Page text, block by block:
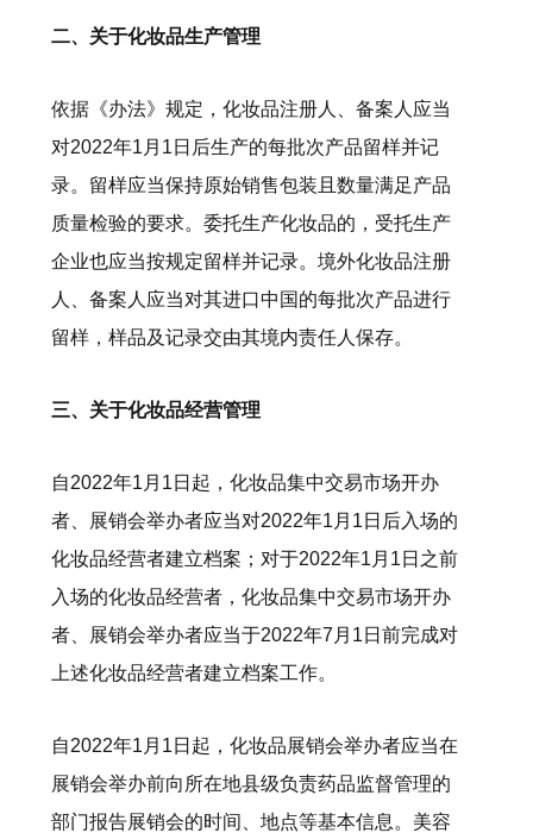
二、关于化妆品生产管理
依据《办法》规定，化妆品注册人、备案人应当
对2022年1月1日后生产的每批次产品留样并记
录。留样应当保持原始销售包装且数量满足产品
质量检验的要求。委托生产化妆品的，受托生产
企业也应当按规定留样并记录。境外化妆品注册
人、备案人应当对其进口中国的每批次产品进行
留样，样品及记录交由其境内责任人保存。
三、关于化妆品经营管理
自2022年1月1日起，化妆品集中交易市场开办
者、展销会举办者应当对2022年1月1日后入场的
化妆品经营者建立档案；对于2022年1月1日之前
入场的化妆品经营者，化妆品集中交易市场开办
者、展销会举办者应当于2022年7月1日前完成对
上述化妆品经营者建立档案工作。
自2022年1月1日起，化妆品展销会举办者应当在
展销会举办前向所在地县级负责药品监督管理的
部门报告展销会的时间、地点等基本信息。美容